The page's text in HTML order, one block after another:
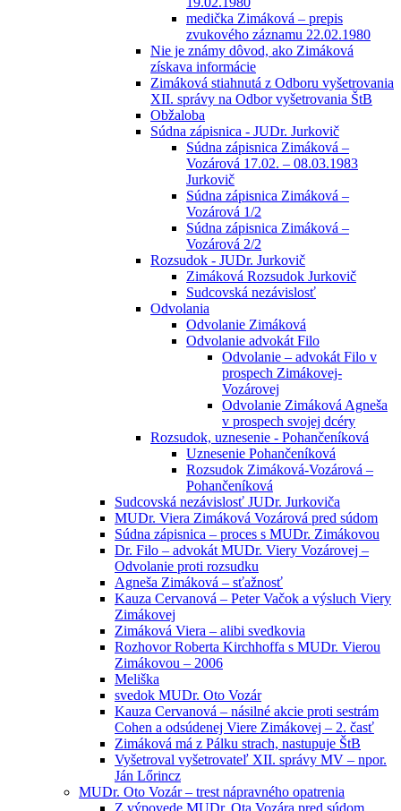
medička Zimáková – prepis
zvukového záznamu 22.02.1980
Nie je známy dôvod, ako Zimáková
získava informácie
Zimáková stiahnutá z Odboru vyšetrovania
XII. správy na Odbor vyšetrovania ŠtB
Obžaloba
Súdna zápisnica - JUDr. Jurkovič
Súdna zápisnica Zimáková –
Vozárová 17.02. – 08.03.1983
Jurkovič
Súdna zápisnica Zimáková –
Vozárová 1/2
Súdna zápisnica Zimáková –
Vozárová 2/2
Rozsudok - JUDr. Jurkovič
Zimáková Rozsudok Jurkovič
Sudcovská nezávislosť
Odvolania
Odvolanie Zimáková
Odvolanie advokát Filo
Odvolanie – advokát Filo v
prospech Zimákovej-
Vozárovej
Odvolanie Zimáková Agneša
v prospech svojej dcéry
Rozsudok, uznesenie - Pohančeníková
Uznesenie Pohančeníková
Rozsudok Zimáková-Vozárová –
Pohančeníková
Sudcovská nezávislosť JUDr. Jurkoviča
MUDr. Viera Zimáková Vozárová pred súdom
Súdna zápisnica – proces s MUDr. Zimákovou
Dr. Filo – advokát MUDr. Viery Vozárovej –
Odvolanie proti rozsudku
Agneša Zimáková – sťažnosť
Kauza Cervanová – Peter Vačok a výsluch Viery
Zimákovej
Zimáková Viera – alibi svedkovia
Rozhovor Roberta Kirchhoffa s MUDr. Vierou
Zimákovou – 2006
Meliška
svedok MUDr. Oto Vozár
Kauza Cervanová – násilné akcie proti sestrám
Cohen a odsúdenej Viere Zimákovej – 2. časť
Zimáková má z Pálku strach, nastupuje ŠtB
Vyšetroval vyšetrovateľ XII. správy MV – npor.
Ján Lőrincz
MUDr. Oto Vozár – trest nápravného opatrenia
Z výpovede MUDr. Ota Vozára pred súdom